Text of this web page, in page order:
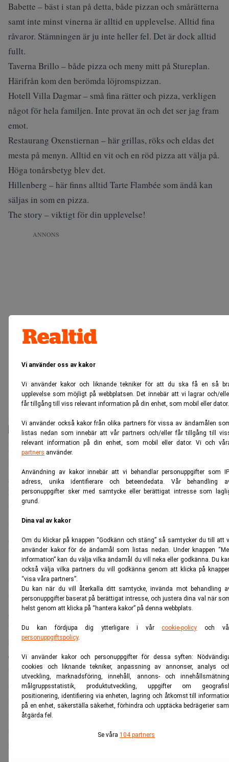
Vi använder oss av kakor
Vi använder kakor och liknande tekniker för att du ska få en så
upplevelse som möjligt på webbplatsen. Det innebär att vi lagrar och/
får tillgång till viss relevant information på din enhet, som mobil eller dator.
Vi använder också kakor från olika partners för vissa av ändamålen
listas nedan som innebär att vår partners och/eller får tillgång till
relevant information på din enhet, som mobil eller dator. Vi och
partners använder.
Användning av kakor innebär att vi behandlar personuppgifter som
adress, unika identifierare och beteendedata. Vår behandling
personuppgifter sker med samtycke eller berättigat intresse som
grund.
Dina val av kakor
Om du klickar på knappen “Godkänn och stäng” så samtycker du till att
använder kakor för de ändamål som listas nedan. Under knappen
information” kan du välja vilka ändamål du vill neka eller godkänna. Du
också välja vilka partners du vill godkänna genom att klicka på
“visa våra partners”.
Du kan när du vill återkalla ditt samtycke, invända mot behandling
personuppgifter baserat på berättigat intresse, och justera dina val när
helst genom att klicka på “hantera kakor” på denna webbplats.
Du kan fördjupa dig ytterligare i vårcookie-policy och
personuppgiftspolicy.
Vi använder kakor och personuppgifter för dessa syften:
cookies och liknande tekniker, anpassning av annonser, analys
utveckling, marknadsföring, innehåll, annons- och
målgruppsstatistik, produktutveckling, uppgifter om
positionering, identifiering via enheten, lagring och åtkomst till
på en enhet, säkerställa säkerhet, förhindra och upptäcka bedrägerier
åtgärda fel.
Se våra 104 partners
Babette – bäst i stan på detta, både pizzan och smårätterna
samt inte minst vinerna är alltid en upplevelse. Alltid fina
råvaror. Stämningen är ju inte heller fel. Det är dock alltid
fullt.
Taverna Brillo – både pizza och meny mitt på Stureplan.
Härifrån kom den berömda löjromspizzan.
Hotell Villa Dagmar – små fina rätter och pizza, verkligen
något för hela familjen. Inte provat än och det ser jag fram
emot.
Restaurang Oxenstiernan – här grillas, röks och eldas det
mesta på menyn. Alltid en vit och en röd pizza att välja på.
Höga tonårsbetyg blev det.
Hillenberg – här finns alltid Tarte Flambée som ändå kan
säljas in som en pizza.
The story – viktigt för din upplevelse!
ANNONS
6_Foto_Lisa_Lonner.jpg
Foto: Lisa Lönner
Efter att i tio år varit värdinna för mat- och vinintresserade
gäster varje vecka har jag lärt mig vikten av den goda
historien. Jag skulle säga att när vi går ut och äter så sitter
vi och berättar historier om andra matupplevelser den
absolut största delen av tiden. Mina gäster har många
gånger ätit på restauranger runt hela klotet och vill
uppleva något helt annorlunda och nytt. Här har jag
lyckats. Inte för att det var något jag planerade. Ni som
följer mig vet ju vid det här laget att min familj kommer
från Värmland och vår kultur är rätt osvensk i det att vi
gärna pratar mycket, högt och i munnen på varandra. Och
vi drar historier. När jag startade Husmor Lisa, en
restaurang i litet format ville jag använda det jag hade och
därför har matsal, odlingar och maträtter ursprung i vår
familj och från vänner – med en good story attatched.
Själv tänkte jag nog att vem vill höra allt det här och höll
igen till en början. Tills jag insett att gästerna vill höra om
myskmadran, när mamma såg till att jag serverade giftig
skvattramsnaps och om Ernst Kirchsteiger, den japanska
regeringen som varit på besök, hur jag kom på den galna